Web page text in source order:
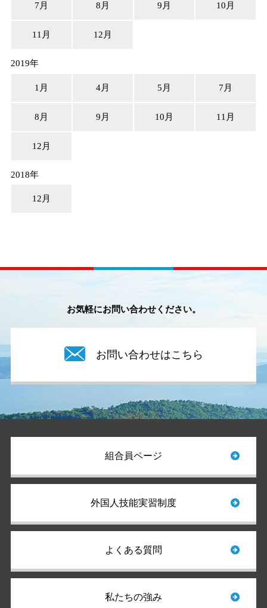
7月 8月 9月 10月
11月 12月
2019年
1月 4月 5月 7月
8月 9月 10月 11月
12月
2018年
12月
お気軽にお問い合わせください。
お問い合わせはこちら
組合員ページ
外国人技能実習制度
よくある質問
私たちの強み